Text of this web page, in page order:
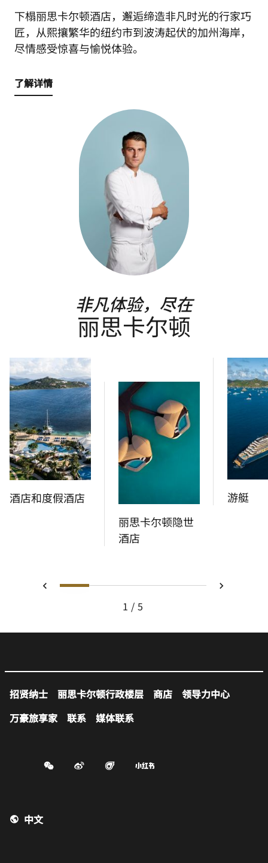
下榻丽思卡尔顿酒店，邂逅缔造非凡时光的行家巧
匠，从熙攘繁华的纽约市到波涛起伏的加州海岸，
尽情感受惊喜与愉悦体验。
了解详情
非凡体验，尽在
丽思卡尔顿
酒店和度假酒店
丽思卡尔顿隐世
酒店
游艇
上一页
1 2 3 4 5 下一页
1 5
招贤纳士 丽思卡尔顿行政楼层 商店
领导力中心
万豪旅享家
联系 媒体联系
Weibo Figgy
中文